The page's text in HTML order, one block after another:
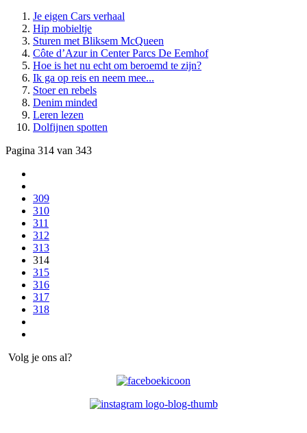
Je eigen Cars verhaal
Hip mobieltje
Sturen met Bliksem McQueen
Côte d’Azur in Center Parcs De Eemhof
Hoe is het nu echt om beroemd te zijn?
Ik ga op reis en neem mee...
Stoer en rebels
Denim minded
Leren lezen
Dolfijnen spotten
Pagina 314 van 343
309
310
311
312
313
314
315
316
317
318
Volg je ons al?